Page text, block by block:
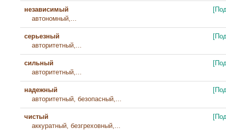
независимый
автономный,...
серьезный
авторитетный,...
сильный
авторитетный,...
надежный
авторитетный, безопасный,...
чистый
аккуратный, безгреховный,...